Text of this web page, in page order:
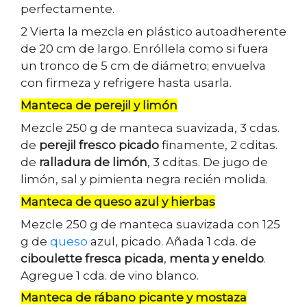
perfectamente.
2 Vierta la mezcla en plástico autoadherente
de 20 cm de largo. Enróllela como si fuera
un tronco de 5 cm de diámetro; envuelva
con firmeza y refrigere hasta usarla.
Manteca de perejil y limón
Mezcle 250 g de manteca suavizada, 3 cdas.
de perejil fresco picado finamente, 2 cditas.
de ralladura de limón, 3 cditas. De jugo de
limón, sal y pimienta negra recién molida.
Manteca de queso azul y hierbas
Mezcle 250 g de manteca suavizada con 125
g de queso azul, picado. Añada 1 cda. de
ciboulette fresca picada, menta y eneldo.
Agregue 1 cda. de vino blanco.
Manteca de rábano picante y mostaza